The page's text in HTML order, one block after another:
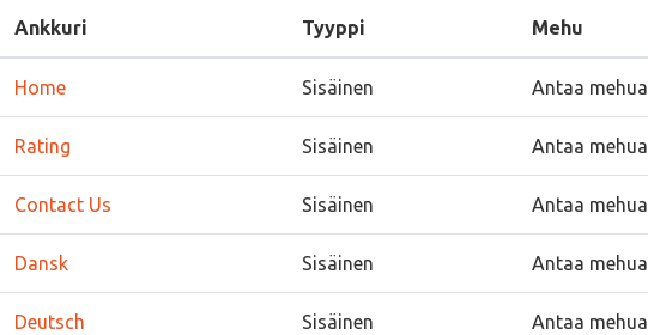
Ankkuri Tyyppi Mehu
Home Sisäinen Antaa mehua
Rating Sisäinen Antaa mehua
Contact Us Sisäinen Antaa mehua
Dansk Sisäinen Antaa mehua
Deutsch Sisäinen Antaa mehua